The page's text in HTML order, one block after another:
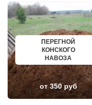
ГЛАГОЛЕВО
ГЛЕБОВСКИЙ
ГОЛИЦИНО
ГОРКИ ЛЕНИНСКИЕ
ГОРКИ-10
ДАВЫДОВО
ДЕДЕНЕВО
ДЕДОВСК
ДЕМИХОВО
ДЗЕРЖИНСКИЙ
ДМИТРОВ
ДОЛГОПРУДНЫЙ
ПЕРЕГНОЙ
КОНСКОГО
НАВОЗА
от 350 руб